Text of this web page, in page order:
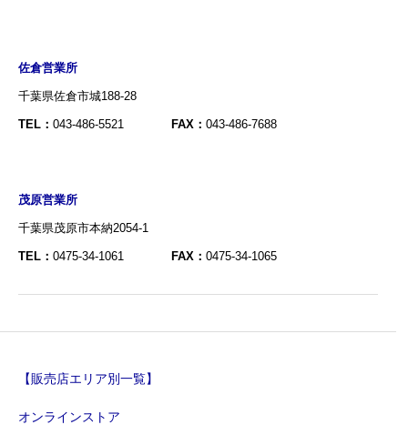
佐倉営業所
千葉県佐倉市城188-28
TEL： 043-486-5521 FAX： 043-486-7688
茂原営業所
千葉県茂原市本納2054-1
TEL： 0475-34-1061 FAX： 0475-34-1065
【販売店エリア別一覧】
オンラインストア